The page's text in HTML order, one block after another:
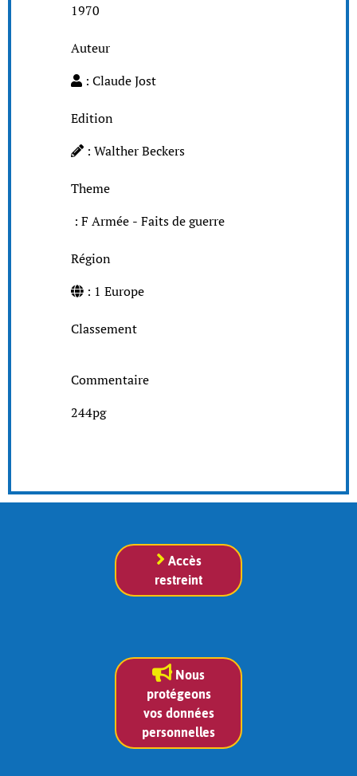
1970
Auteur
: Claude Jost
Edition
: Walther Beckers
Theme
: F Armée - Faits de guerre
Région
: 1 Europe
Classement
Commentaire
244pg
Accès
restreint
Nous
protégeons
vos données
personnelles